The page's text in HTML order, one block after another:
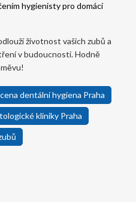
hygienisty pro domácí
životnost vašich zubů a
v budoucnosti. Hodně
cena dentální hygiena Praha
kliniky Praha